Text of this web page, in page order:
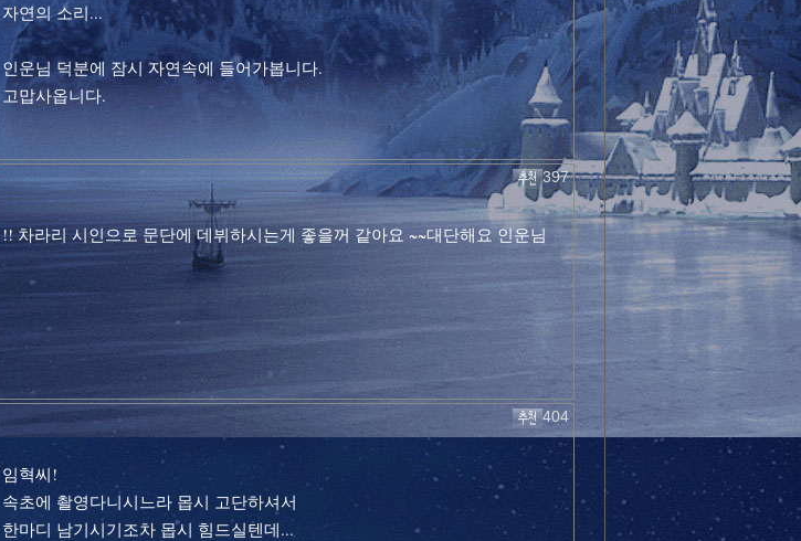
자연의 소리...
인운님 덕분에 잠시 자연속에 들어가봅니다.
고맙사옵니다.
397
!! 차라리 시인으로 문단에 데뷔하시는게 좋을꺼 같아요 ~~대단해요 인운님
404
임혁씨!
속초에 촬영다니시느라 몹시 고단하셔서
한마디 남기시기조차 몹시 힘드실텐데...